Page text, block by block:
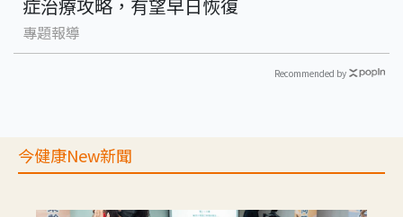
症治療攻略，有望早日恢復
專題報導
Recommended by
今健康New新聞